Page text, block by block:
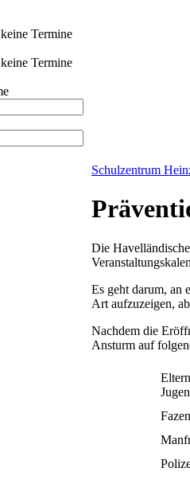
Termine
Termine
Schulzentrum
Die
Es geht darum, an
Art aufzuzeigen,
Nachdem die
Ansturm auf